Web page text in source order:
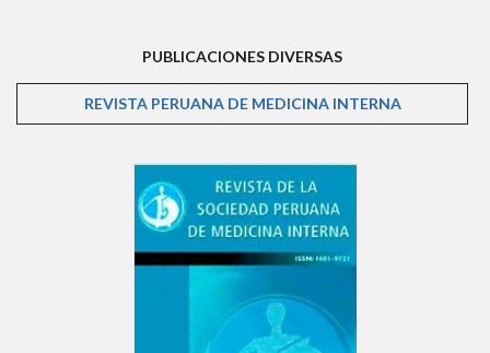
PUBLICACIONES DIVERSAS
REVISTA PERUANA DE MEDICINA INTERNA(SOLAPA